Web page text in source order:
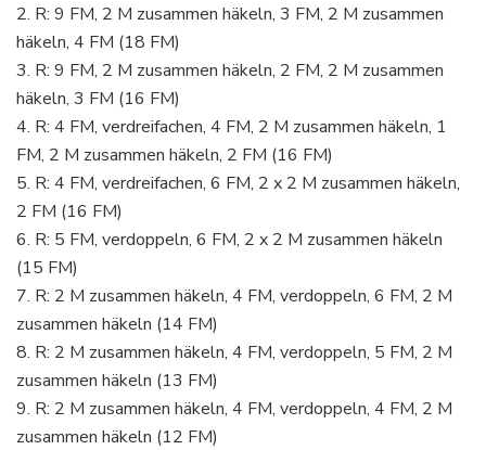
2. R: 9 FM, 2 M zusammen häkeln, 3 FM, 2 M zusammen
häkeln, 4 FM (18 FM)
3. R: 9 FM, 2 M zusammen häkeln, 2 FM, 2 M zusammen
häkeln, 3 FM (16 FM)
4. R: 4 FM, verdreifachen, 4 FM, 2 M zusammen häkeln, 1
FM, 2 M zusammen häkeln, 2 FM (16 FM)
5. R: 4 FM, verdreifachen, 6 FM, 2 x 2 M zusammen häkeln,
2 FM (16 FM)
6. R: 5 FM, verdoppeln, 6 FM, 2 x 2 M zusammen häkeln
(15 FM)
7. R: 2 M zusammen häkeln, 4 FM, verdoppeln, 6 FM, 2 M
zusammen häkeln (14 FM)
8. R: 2 M zusammen häkeln, 4 FM, verdoppeln, 5 FM, 2 M
zusammen häkeln (13 FM)
9. R: 2 M zusammen häkeln, 4 FM, verdoppeln, 4 FM, 2 M
zusammen häkeln (12 FM)